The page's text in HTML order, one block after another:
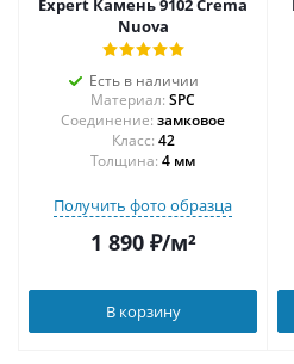
Expert Камень 9102 Crema
Nuova
Есть в наличии
Материал: SPC
Соединение: замковое
42
Толщина: 4 мм
Получить фото образца
1 890₽/м²
В корзину